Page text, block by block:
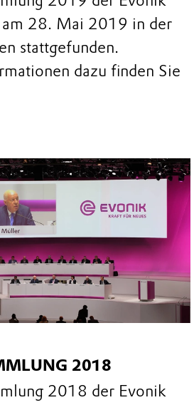
am 28. Mai 2019 in der
stattgefunden.
dazu finden Sie
2018
2018 der Evonik